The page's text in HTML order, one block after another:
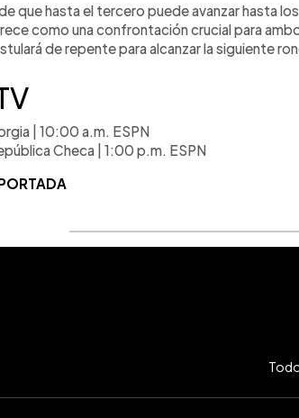
que hasta el tercero puede avanzar hasta
como una confrontación crucial para
de repente para alcanzar la siguiente
| 10:00 a.m. ESPN
Checa | 1:00 p.m. ESPN